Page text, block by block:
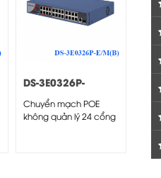
DS-3E0326P-
E/M(B)
Chuyển mạch POE
không quản lý 24 cổng